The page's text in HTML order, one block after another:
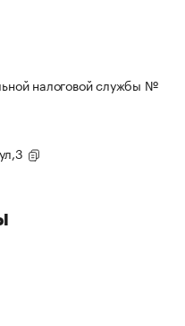
налоговой службы №